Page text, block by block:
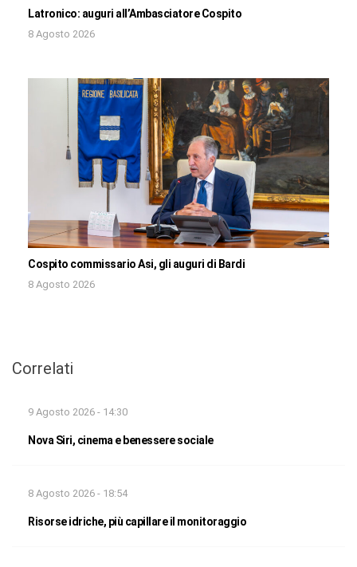
Latronico: auguri all’Ambasciatore Cospito
8 Agosto 2026
Cospito commissario Asi, gli auguri di Bardi
8 Agosto 2026
Correlati
9 Agosto 2026 - 14:30
Nova Siri, cinema e benessere sociale
8 Agosto 2026 - 18:54
Risorse idriche, più capillare il monitoraggio